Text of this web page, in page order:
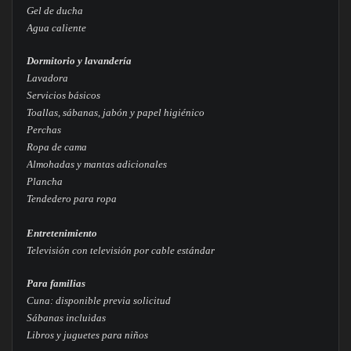
Gel de ducha
Agua caliente
Dormitorio y lavandería
Lavadora
Servicios básicos
Toallas, sábanas, jabón y papel higiénico
Perchas
Ropa de cama
Almohadas y mantas adicionales
Plancha
Tendedero para ropa
Entretenimiento
Televisión con televisión por cable estándar
Para familias
Cuna: disponible previa solicitud
Sábanas incluidas
Libros y juguetes para niños